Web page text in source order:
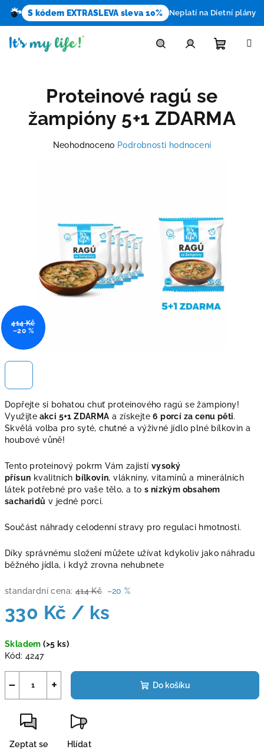
S kódem EXTRASLEVA sleva 10% Neplatí na Dietní plány
Dopřejte si bohatou chuť proteinového ragú se žampiony!
Využijte akci 5+1 ZDARMA a získejte6 porcí za cenu pěti.
Skvělá volba pro syté, chutné a výživné jídlo plné bílkovin a
houbové vůně!
Tento proteinový pokrm Vám zajistí vysoký
přísun kvalitních bílkovin, vlákniny, vitamínů a minerálních
látek potřebné pro vaše tělo, a to s nízkým obsahem
sacharidů v jedné porci.
Součást náhrady celodenní stravy pro regulaci hmotnosti.
Díky správnému složení můžete užívat kdykoliv jako náhradu
běžného jídla, i když zrovna nehubnete
standardní cena: 414 Kč –20 %
330 Kč / ks
cena:
Skladem(>5 ks)
Kód: 4247
+
− Do košíku
Zeptat se Hlídat
Proteinové ragú se
žampióny 5+1 ZDARMA
Neohodnoceno Podrobnosti hodnocení
414 Kč
–20 %